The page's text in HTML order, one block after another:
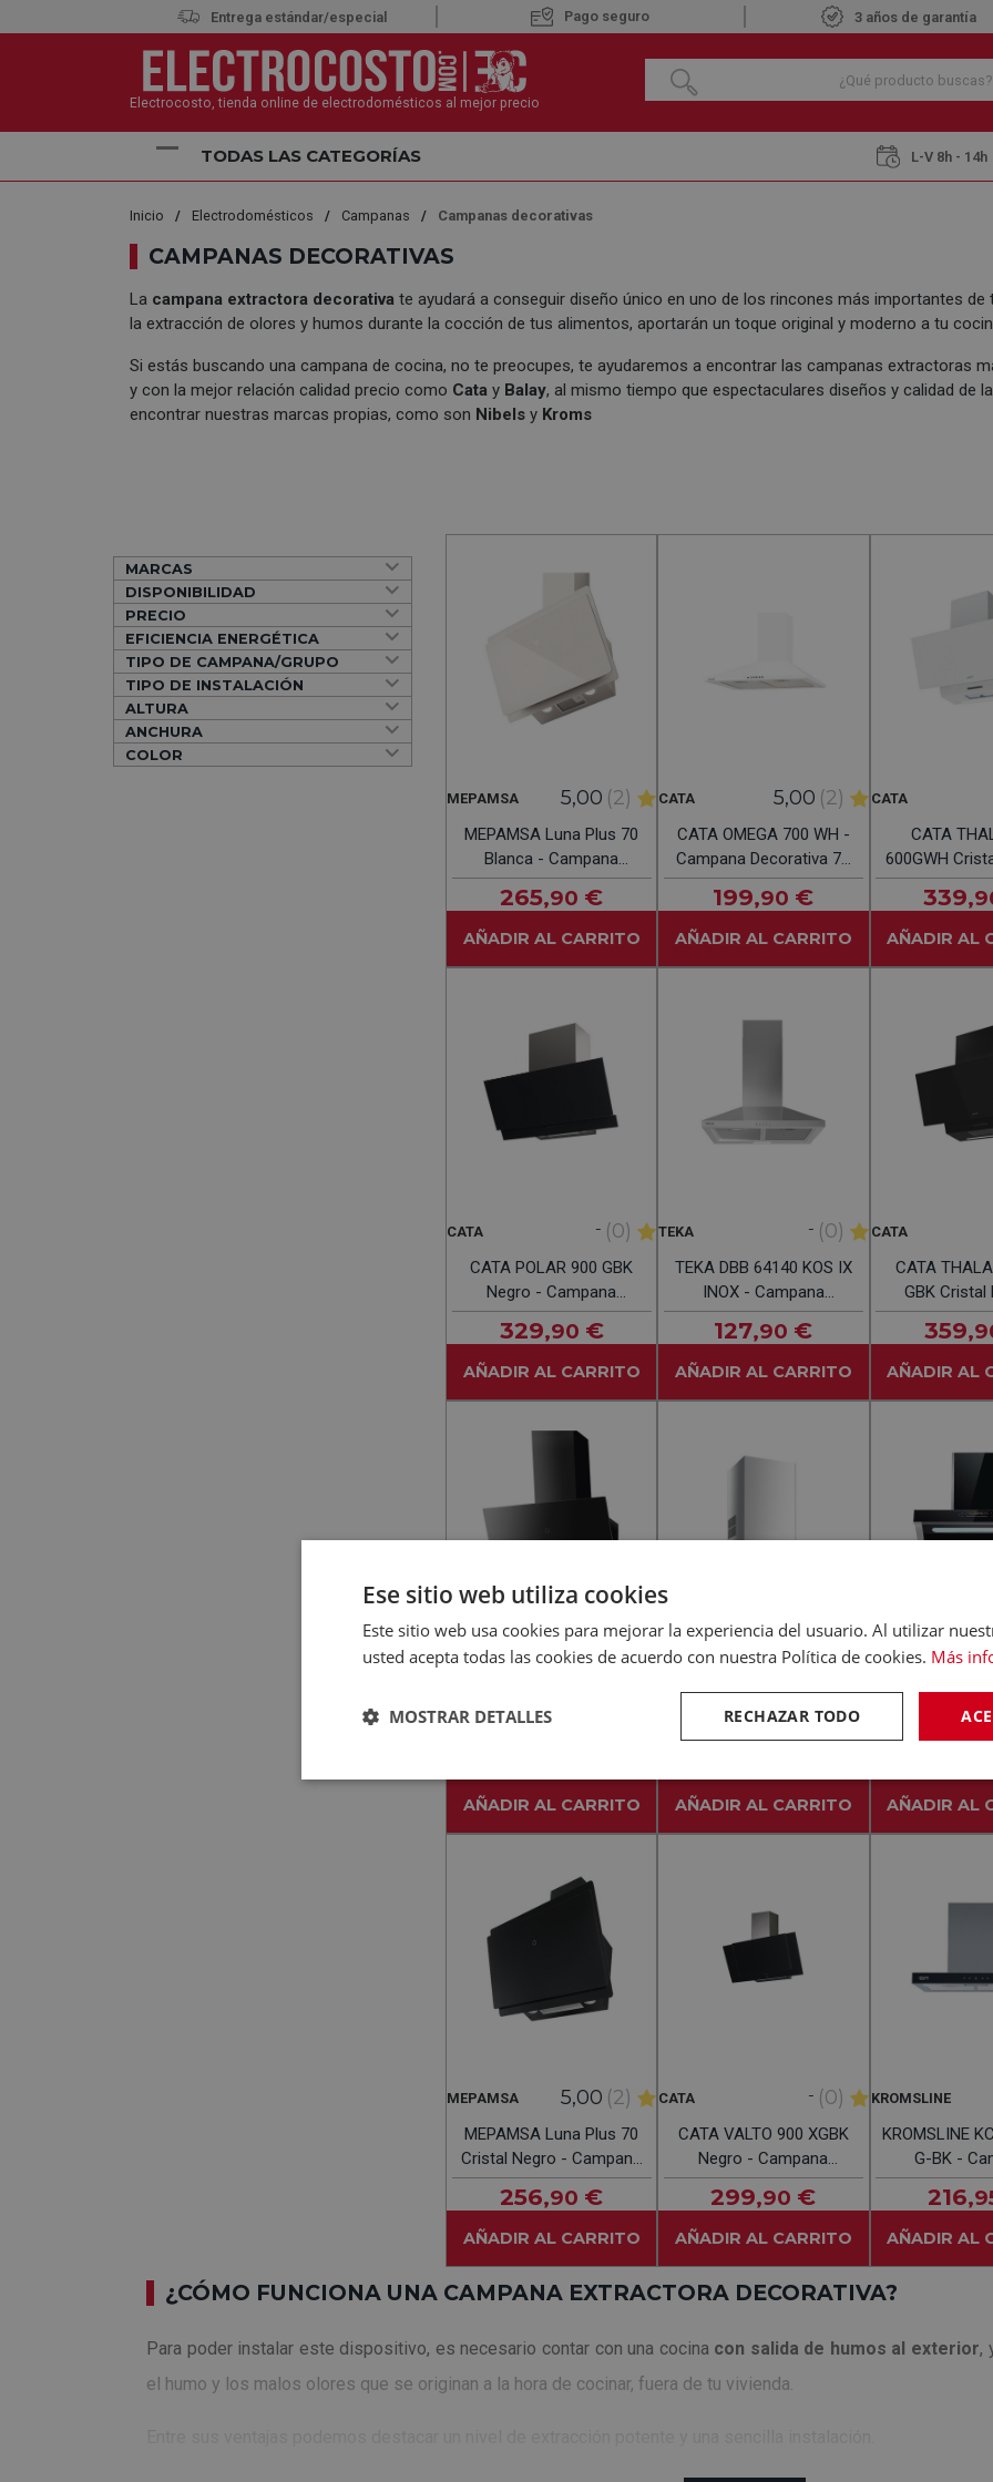
Entrega estándar/especial Pago seguro 3 años de garantía
Electrocosto, tienda online de electrodomésticos al mejor precio
TODAS LAS CATEGORÍAS L-V 8h - 14h
Inicio Electrodomésticos Campanas Campanas decorativas
CAMPANAS DECORATIVAS
La campana extractora decorativa te ayudará a conseguir diseño único en uno de los rincones más importantes
la extracción de olores y humos durante la cocción de tus alimentos, aportarán un toque original y moderno a tu
Si estás buscando una campana de cocina, no te preocupes, te ayudaremos a encontrar las campanas extractoras
y con la mejor relación calidad precio como Cata y Balay, al mismo tiempo que espectaculares diseños y calidad de
encontrar nuestras marcas propias, como son Nibels y Kroms
MARCAS
DISPONIBILIDAD
PRECIO
EFICIENCIA ENERGÉTICA
TIPO DE CAMPANA/GRUPO
TIPO DE INSTALACIÓN
ALTURA
ANCHURA
COLOR
MEPAMSA 5,00 (2)
MEPAMSA Luna Plus 70
Blanca - Campana
Decorativa 70cm
265,90 €
AÑADIR AL CARRITO
CATA 5,00 (2)
CATA OMEGA 700 WH -
Campana Decorativa 70
CM
199,90 €
AÑADIR AL CARRITO
CATA
CATA
600GWH
Campana
339
AÑADIR AL
CATA - (0)
CATA POLAR 900 GBK
Negro - Campana
Decorativa 90CM
329,90 €
AÑADIR AL CARRITO
TEKA - (0)
TEKA DBB 64140 KOS IX
INOX - Campana
Decorativa 60CM
127,90 €
AÑADIR AL CARRITO
CATA
CATA
GBK Cristal
Campana
359
AÑADIR AL
MEPAMSA -(0)
NEGRO - Campana
AÑADIR AL CARRITO
TEKA -(0)
Campana Decorativa
AÑADIR AL CARRITO
KROMSLINE
JYC-90-C-
AÑADIR AL
MEPAMSA 5,00 (2)
MEPAMSA Luna Plus 70
Cristal Negro - Campana
Decorativa 70cm
256,90 €
AÑADIR AL CARRITO
CATA - (0)
CATA VALTO 900 XGBK
Negro - Campana
Decorativa 90CM
299,90 €
AÑADIR AL CARRITO
KROMSLINE
KROMSLINE
G-BK -
216
AÑADIR AL
¿CÓMO FUNCIONA UNA CAMPANA EXTRACTORA DECORATIVA?
Para poder instalar este dispositivo, es necesario contar con una cocina con salida de humos al exterior,
el humo y los malos olores que se originan a la hora de cocinar, fuera de tu vivienda.
Ese sitio web utiliza cookies
Este sitio web usa cookies para mejorar la experiencia del usuario. Al utilizar
usted acepta todas las cookies de acuerdo con nuestra Política de cookies. Más
RECHAZAR TODO
MOSTRAR DETALLES